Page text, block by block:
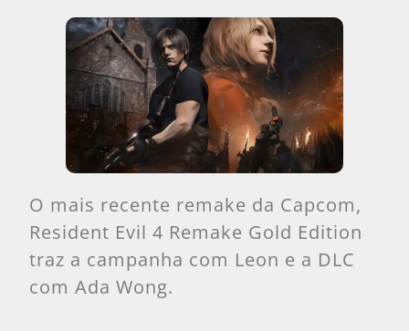
O mais recente remake da Capcom,
Resident Evil 4 Remake Gold Edition
traz a campanha com Leon e a DLC
com Ada Wong.